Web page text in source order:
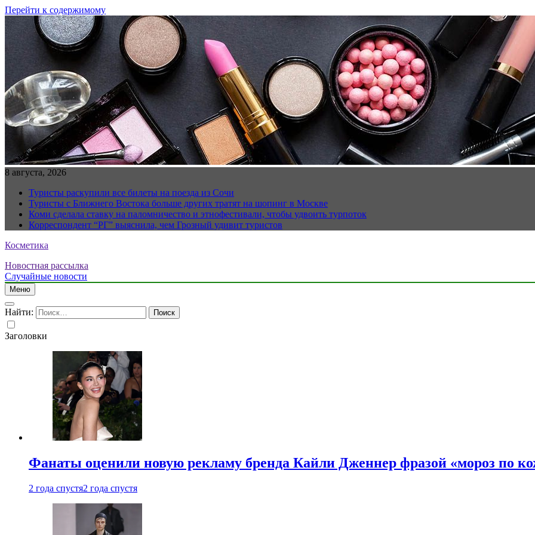
Перейти к содержимому
8 августа, 2026
Туристы раскупили все билеты на поезда из Сочи
Туристы с Ближнего Востока больше других тратят на шопинг в Москве
Коми сделала ставку на паломничество и этнофестивали, чтобы удвоить турпоток
Корреспондент “РГ” выяснила, чем Грозный удивит туристов
Косметика
Новостная рассылка
Случайные новости
Меню
Найти:
Заголовки
Фанаты оценили новую рекламу бренда Кайли Дженнер фразой «мороз по
2 года спустя2 года спустя